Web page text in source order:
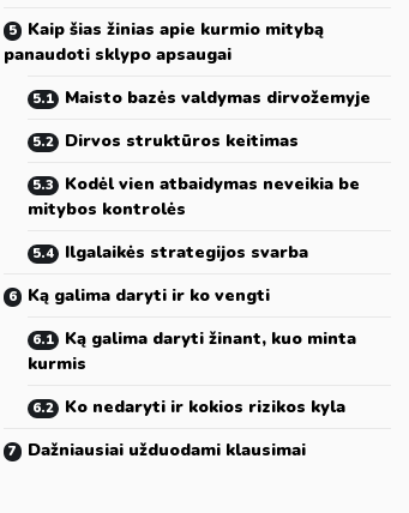
Kaip šias žinias apie kurmio mitybą
panaudoti sklypo apsaugai
Maisto bazės valdymas dirvožemyje
Dirvos struktūros keitimas
Kodėl vien atbaidymas neveikia be
mitybos kontrolės
Ilgalaikės strategijos svarba
Ką galima daryti ir ko vengti
Ką galima daryti žinant, kuo minta
kurmis
Ko nedaryti ir kokios rizikos kyla
Dažniausiai užduodami klausimai